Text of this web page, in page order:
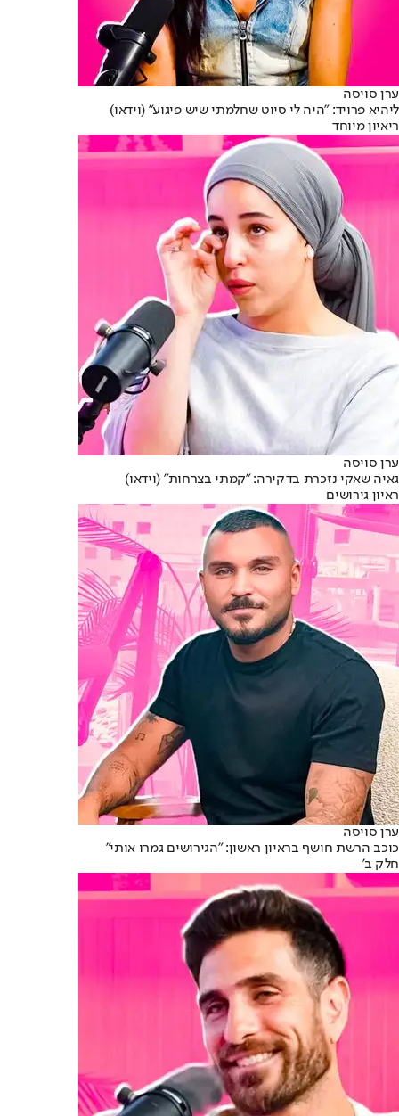
ערן סויסה
ליהיא פרויד: "היה לי סיוט שחלמתי שיש פיגוע" (וידאו)
ריאיון מיוחד
ערן סויסה
גאיה שאקי נזכרת בדקירה: "קמתי בצרחות" (וידאו)
ראיון גירושים
ערן סויסה
כוכב הרשת חושף בראיון ראשון: "הגירושים גמרו אותי"
חלק ב'